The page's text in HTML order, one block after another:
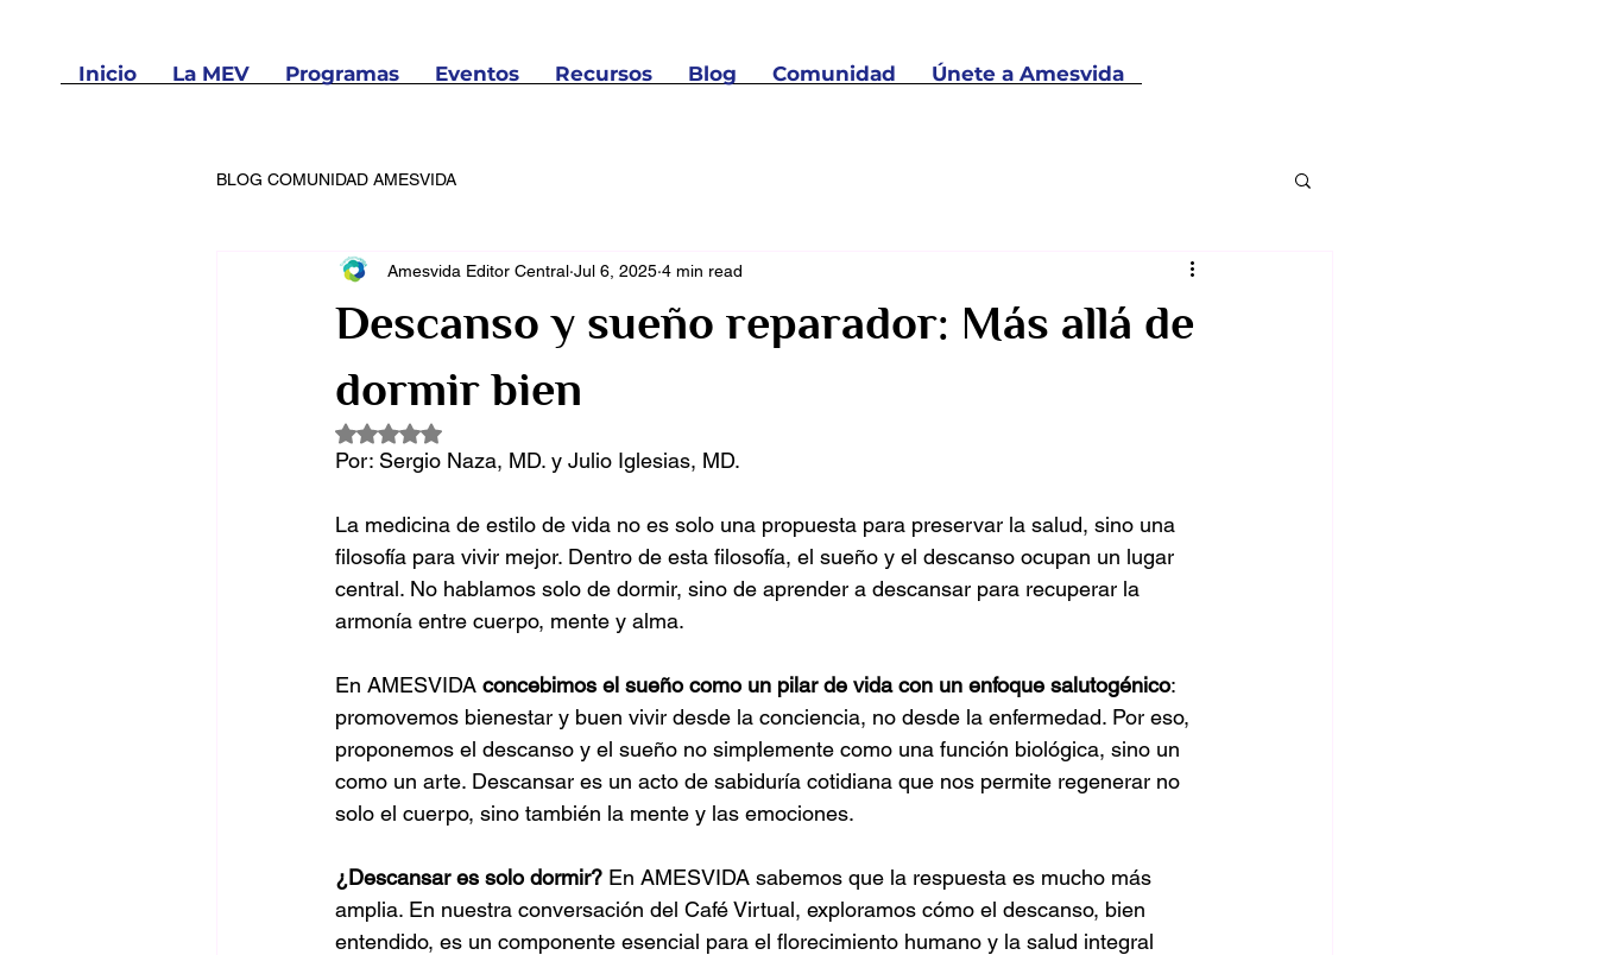
Inicio La MEV Programas Eventos Recursos Blog Comunidad Únete a Amesvida
BLOG COMUNIDAD AMESVIDA
Descanso y sueño reparador: Más allá de
dormir bien
Amesvida Editor Central Jul 6, 2025 4 min read
Rated NaN out of 5 stars.
Por: Sergio Naza, MD. y Julio Iglesias, MD.
La medicina de estilo de vida no es solo una propuesta para preservar la salud, sino una
filosofía para vivir mejor. Dentro de esta filosofía, el sueño y el descanso ocupan un lugar
central. No hablamos solo de dormir, sino de aprender a descansar para recuperar la
armonía entre cuerpo, mente y alma.
En AMESVIDA concebimos el sueño como un pilar de vida con un enfoque salutogénico:
promovemos bienestar y buen vivir desde la conciencia, no desde la enfermedad. Por eso,
proponemos el descanso y el sueño no simplemente como una función biológica, sino un
como un arte. Descansar es un acto de sabiduría cotidiana que nos permite regenerar no
solo el cuerpo, sino también la mente y las emociones.
¿Descansar es solo dormir? En AMESVIDA sabemos que la respuesta es mucho más
amplia. En nuestra conversación del Café Virtual, exploramos cómo el descanso, bien
entendido, es un componente esencial para el florecimiento humano y la salud integral